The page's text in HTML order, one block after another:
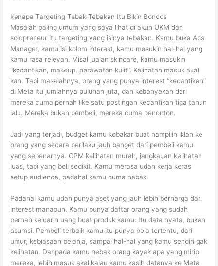
Kenapa Targeting Tebak-Tebakan Itu Bikin Boncos
Masalah paling umum yang saya lihat di akun UKM dan
solopreneur itu targeting yang isinya tebakan. Kamu buka Ads
Manager, kamu isi kolom interest, kamu masukin hal-hal yang
kamu rasa relevan. Misal jualan skincare, kamu masukin
“kecantikan, makeup, perawatan kulit”. Kelihatan masuk akal
kan. Tapi masalahnya, orang yang punya interest “kecantikan”
di Meta itu jumlahnya puluhan juta, dan kebanyakan dari
mereka cuma pernah like satu postingan kecantikan tiga tahun
lalu. Mereka bukan pembeli, mereka cuma penonton.
Jadi yang terjadi, budget kamu kebakar buat nampilin iklan ke
orang yang secara perilaku jauh banget dari pembeli kamu
yang sebenarnya. CPM kelihatan murah, jangkauan kelihatan
luas, tapi yang beli sedikit. Kamu merasa udah kerja keras
setup audience, padahal kamu cuma nebak.
Padahal kamu udah punya aset yang jauh lebih berharga dari
interest manapun. Kamu punya daftar orang yang sudah
pernah keluarin uang buat produk kamu. Itu data nyata, bukan
asumsi. Pembeli terbaik kamu itu punya pola tertentu, dari
umur, kebiasaan belanja, sampai hal-hal yang kamu sendiri gak
kelihatan. Daripada kamu nebak orang kayak apa yang mirip
mereka, lebih masuk akal kalau kamu kasih datanya ke Meta